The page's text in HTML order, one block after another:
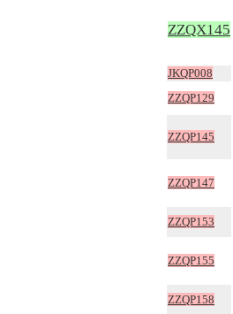
ZZQX145
JKQP008
ZZQP129
ZZQP145
ZZQP147
ZZQP153
ZZQP155
ZZQP158